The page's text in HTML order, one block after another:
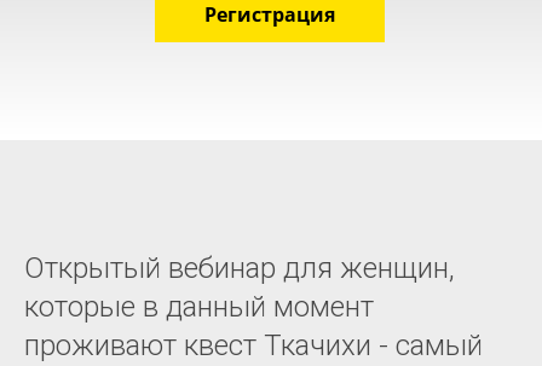
Регистрация
Открытый вебинар для женщин,
которые в данный момент
проживают квест Ткачихи - самый